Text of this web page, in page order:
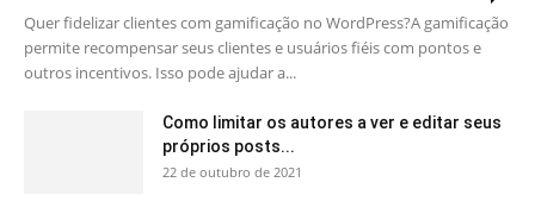
Quer fidelizar clientes com gamificação no WordPress?A gamificação
permite recompensar seus clientes e usuários fiéis com pontos e
outros incentivos. Isso pode ajudar a...
Como limitar os autores a ver e editar seus
próprios posts...
22 de outubro de 2021